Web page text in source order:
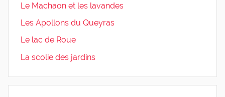
Le Machaon et les lavandes
Les Apollons du Queyras
Le lac de Roue
La scolie des jardins